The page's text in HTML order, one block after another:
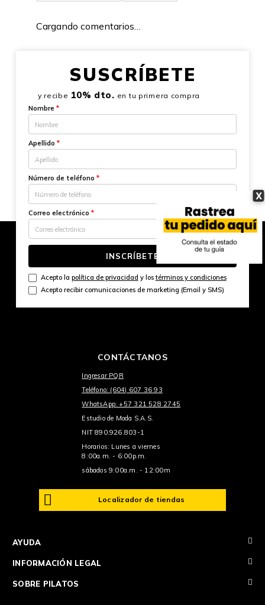
X
Cargando comentarios…
SUSCRÍBETE
y recibe 10% dto. en tu primera compra
Nombre *
Apellido *
Número de teléfono *
Correo electrónico *
INSCRÍBETE
Acepto la política de privacidad y lostérminos y condiciones
Acepto recibir comunicaciones de marketing (Email y SMS)
CONTÁCTANOS
Ingresar PQR
Teléfono: (604) 607 36 93
WhatsApp: +57 321 528 2745
Estudio de Moda S.A.S.
NIT 890.926.803-1
Horarios: Lunes a viernes
8:00a.m. - 6:00p.m.
sábados 9:00a.m. - 12:00m
Localizador de tiendas
AYUDA +
INFORMACIÓN LEGAL +
SOBRE PILATOS +